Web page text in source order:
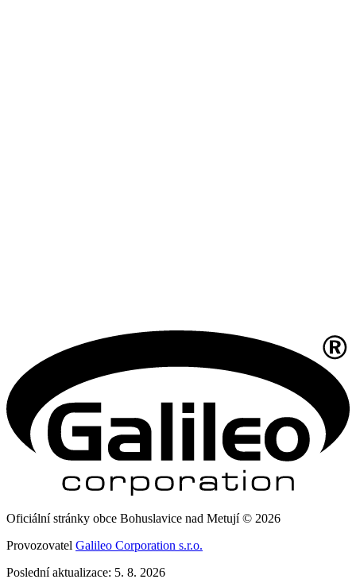
Oficiální stránky obce Bohuslavice nad Metují © 2026
Provozovatel Galileo Corporation s.r.o.
Poslední aktualizace: 5. 8. 2026